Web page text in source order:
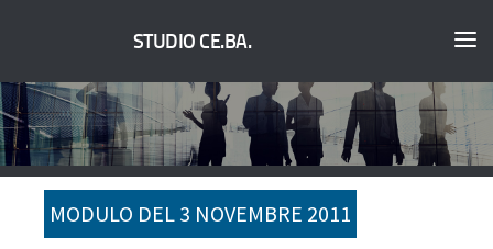
STUDIO CE.BA.
MODULO DEL 3 NOVEMBRE 2011